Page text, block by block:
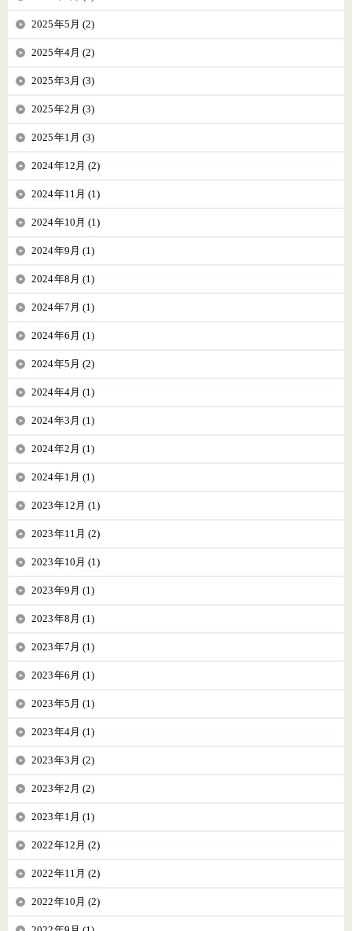
2025年5月 (2)
2025年4月 (2)
2025年3月 (3)
2025年2月 (3)
2025年1月 (3)
2024年12月 (2)
2024年11月 (1)
2024年10月 (1)
2024年9月 (1)
2024年8月 (1)
2024年7月 (1)
2024年6月 (1)
2024年5月 (2)
2024年4月 (1)
2024年3月 (1)
2024年2月 (1)
2024年1月 (1)
2023年12月 (1)
2023年11月 (2)
2023年10月 (1)
2023年9月 (1)
2023年8月 (1)
2023年7月 (1)
2023年6月 (1)
2023年5月 (1)
2023年4月 (1)
2023年3月 (2)
2023年2月 (2)
2023年1月 (1)
2022年12月 (2)
2022年11月 (2)
2022年10月 (2)